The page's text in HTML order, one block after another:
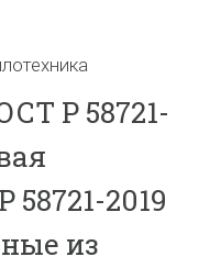
Р 58721-
2019
из